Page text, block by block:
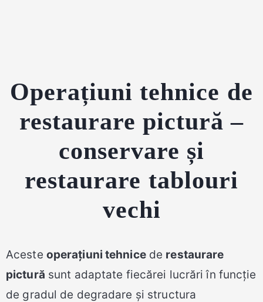
Operațiuni tehnice de
restaurare pictură –
conservare și
restaurare tablouri
vechi
Aceste operațiuni tehnicede restaurare
pictură sunt adaptate fiecărei lucrări în funcție
de gradul de degradare și structura